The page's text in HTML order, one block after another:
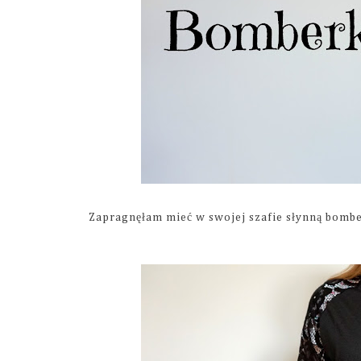
Zapragnęłam mieć w swojej szafie słynną